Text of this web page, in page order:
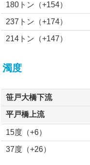
180トン（+154）
237トン（+174）
214トン（+147）
濁度
笹戸大橋下流
平戸橋上流
15度（+6）
37度（+26）